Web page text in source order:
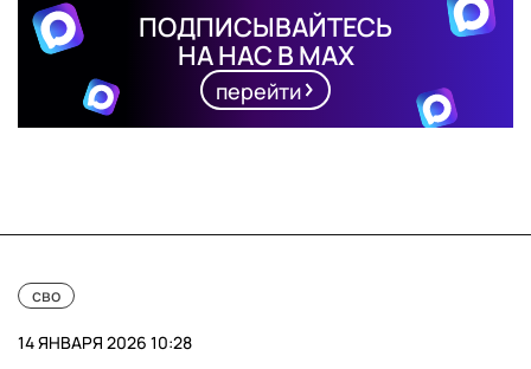
ПОДПИСЫВАЙТЕСЬ
НА НАС В MAX
перейти
сво
14 ЯНВАРЯ 2026 10:28